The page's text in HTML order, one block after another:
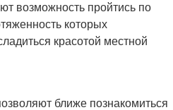
возможность пройтись по
которых
красотой местной
ближе познакомиться